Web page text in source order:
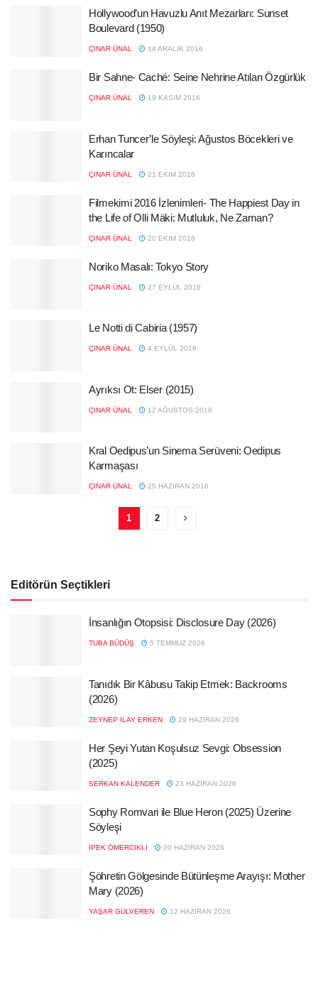
Hollywood’un Havuzlu Anıt Mezarları: Sunset
Boulevard (1950)
ÇINAR ÜNAL 14 ARALIK 2016
Bir Sahne- Caché: Seine Nehrine Atılan Özgürlük
ÇINAR ÜNAL 19 KASIM 2016
Erhan Tuncer’le Söyleşi: Ağustos Böcekleri ve
Karıncalar
ÇINAR ÜNAL 21 EKIM 2016
Filmekimi 2016 İzlenimleri- The Happiest Day in
the Life of Olli Mäki: Mutluluk, Ne Zaman?
ÇINAR ÜNAL 20 EKIM 2016
Noriko Masalı: Tokyo Story
ÇINAR ÜNAL 27 EYLÜL 2016
Le Notti di Cabiria (1957)
ÇINAR ÜNAL 4 EYLÜL 2016
Ayrıksı Ot: Elser (2015)
ÇINAR ÜNAL 12 AĞUSTOS 2016
Kral Oedipus’un Sinema Serüveni: Oedipus
Karmaşası
ÇINAR ÜNAL 25 HAZIRAN 2016
1 2
Editörün Seçtikleri
İnsanlığın Otopsisi: Disclosure Day (2026)
TUBA BÜDÜŞ 5 TEMMUZ 2026
Tanıdık Bir Kâbusu Takip Etmek: Backrooms
(2026)
ZEYNEP İLAY ERKEN 29 HAZIRAN 2026
Her Şeyi Yutan Koşulsuz Sevgi: Obsession
(2025)
SERKAN KALENDER 23 HAZIRAN 2026
Sophy Romvari ile Blue Heron (2025) Üzerine
Söyleşi
İPEK ÖMERCIKLI 20 HAZIRAN 2026
Şöhretin Gölgesinde Bütünleşme Arayışı: Mother
Mary (2026)
YAŞAR GÜLVEREN 12 HAZIRAN 2026